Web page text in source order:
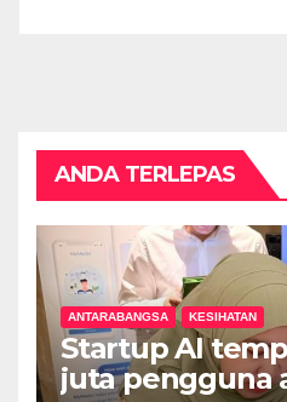
ANDA TERLEPAS
ANTARABANGSA KESIHATAN
Startup AI
juta pengguna